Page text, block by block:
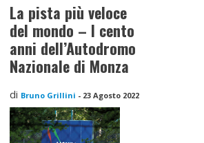
La pista più veloce
del mondo – I cento
anni dell’Autodromo
Nazionale di Monza
di Bruno Grillini - 23 Agosto 2022